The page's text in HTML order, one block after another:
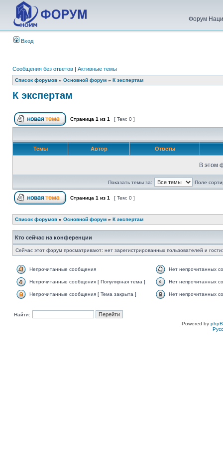
Форум
Вход
Сообщения без ответов | Активные темы
Список форумов » Основной форум » К экспертам
К экспертам
Страница 1 из 1 [ Тем: 0 ]
Темы Автор Ответы
В этом
Показать темы за: Поле
Страница 1 из 1 [ Тем: 0 ]
Список форумов » Основной форум » К экспертам
Кто сейчас на конференции
Сейчас этот форум просматривают: нет зарегистрированных пользователей и
Непрочитанные сообщения Нет непрочитанных
Непрочитанные сообщения [ Популярная тема ] Нет непрочитанных
Непрочитанные сообщения [ Тема закрыта ] Нет непрочитанных
Найти:
Powered by